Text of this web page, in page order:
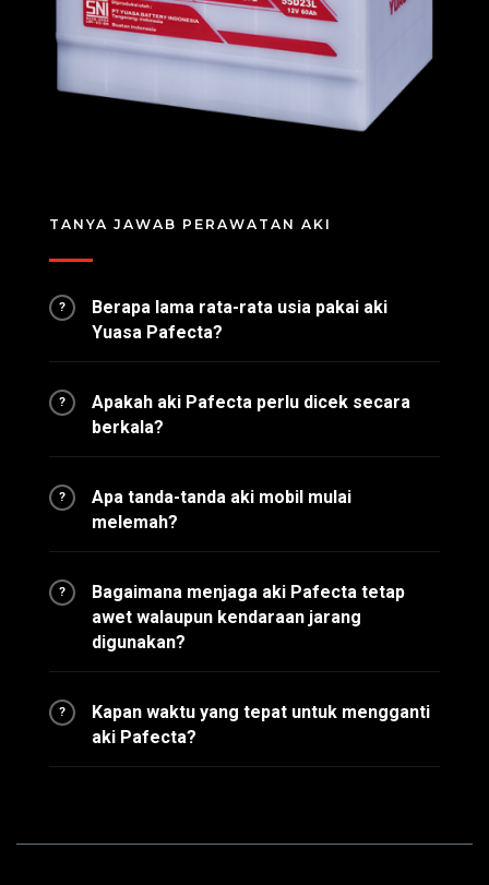
TANYA JAWAB PERAWATAN AKI
?
Berapa lama rata-rata usia pakai aki
Yuasa Pafecta?
?
Apakah aki Pafecta perlu dicek secara
berkala?
?
Apa tanda-tanda aki mobil mulai
melemah?
?
Bagaimana menjaga aki Pafecta tetap
awet walaupun kendaraan jarang
digunakan?
?
Kapan waktu yang tepat untuk mengganti
aki Pafecta?